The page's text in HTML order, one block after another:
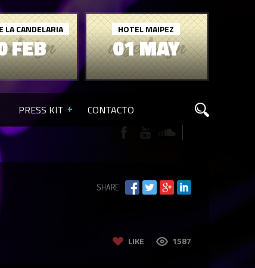
01 MAY
HOTEL MAIPEZ
FEB
LA CANDELARIA
PRESS KIT CONTACTO
LIKE 1587
SHARE